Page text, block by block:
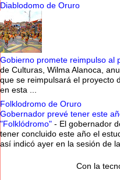
Diablodomo de Oruro
Gobierno promete reimpulso al
de Culturas, Wilma Alanoca,
que se reimpulsará el proyecto
en esta ...
Folklodromo de Oruro
Gobernador prevé tener este
"Folklódromo" - El gobernador
tener concluido este año el
así indicó ayer en la sesión de
Con la